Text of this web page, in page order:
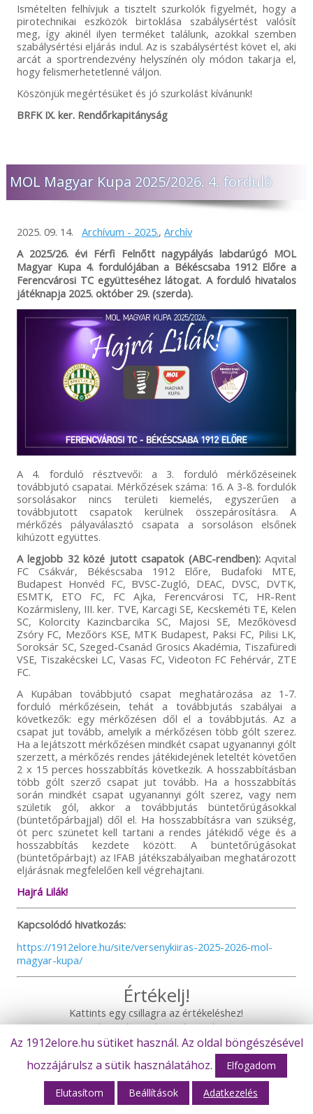
Ismételten felhívjuk a tisztelt szurkolók figyelmét, hogy a
pirotechnikai eszközök birtoklása szabálysértést valósít
meg, így akinél ilyen terméket találunk, azokkal szemben
szabálysértési eljárás indul. Az is szabálysértést követ el, aki
arcát a sportrendezvény helyszínén oly módon takarja el,
hogy felismerhetetlenné váljon.
Köszönjük megértésüket és jó szurkolást kívánunk!
BRFK IX. ker. Rendőrkapitányság
MOL Magyar Kupa 2025/2026. 4. forduló
2025. 09. 14. Archívum - 2025., Archív
A 2025/26. évi Férfi Felnőtt nagypályás labdarúgó MOL
Magyar Kupa 4. fordulójában a Békéscsaba 1912 Előre a
Ferencvárosi TC együtteséhez látogat. A forduló hivatalos
játéknapja 2025. október 29. (szerda).
A 4. forduló résztvevői: a 3. forduló mérkőzéseinek
továbbjutó csapatai. Mérkőzések száma: 16. A 3-8. fordulók
sorsolásakor nincs területi kiemelés, egyszerűen a
továbbjutott csapatok kerülnek összepárosításra. A
mérkőzés pályaválasztó csapata a sorsoláson elsőnek
kihúzott együttes.
A legjobb 32 közé jutott csapatok (ABC-rendben):Aqvital
FC Csákvár, Békéscsaba 1912 Előre, Budafoki MTE,
Budapest Honvéd FC, BVSC-Zugló, DEAC, DVSC, DVTK,
ESMTK, ETO FC, FC Ajka, Ferencvárosi TC, HR-Rent
Kozármisleny, III. ker. TVE, Karcagi SE, Kecskeméti TE, Kelen
SC, Kolorcity Kazincbarcika SC, Majosi SE, Mezőkövesd
Zsóry FC, Mezőörs KSE, MTK Budapest, Paksi FC, Pilisi LK,
Soroksár SC, Szeged-Csanád Grosics Akadémia, Tiszafüredi
VSE, Tiszakécskei LC, Vasas FC, Videoton FC Fehérvár, ZTE
FC.
A Kupában továbbjutó csapat meghatározása az 1-7.
forduló mérkőzésein, tehát a továbbjutás szabályai a
következők: egy mérkőzésen dől el a továbbjutás. Az a
csapat jut tovább, amelyik a mérkőzésen több gólt szerez.
Ha a lejátszott mérkőzésen mindkét csapat ugyanannyi gólt
szerzett, a mérkőzés rendes játékidejének leteltét követően
2 x 15 perces hosszabbítás következik. A hosszabbításban
több gólt szerző csapat jut tovább. Ha a hosszabbítás
során mindkét csapat ugyanannyi gólt szerez, vagy nem
születik gól, akkor a továbbjutás büntetőrúgásokkal
(büntetőpárbajjal) dől el. Ha hosszabbításra van szükség,
öt perc szünetet kell tartani a rendes játékidő vége és a
hosszabbítás kezdete között. A büntetőrúgásokat
(büntetőpárbajt) az IFAB játékszabályaiban meghatározott
eljárásnak megfelelően kell végrehajtani.
Hajrá Lilák!
Kapcsolódó hivatkozás:
https://1912elore.hu/site/versenykiiras-2025-2026-mol-
magyar-kupa/
Értékelj!
Kattints egy csillagra az értékeléshez!
Értékelések átlaga:/ 5. Értékelések száma:
Az 1912elore.hu sütiket használ. Az oldal böngészésével
hozzájárulsz a sütik használatához.
Elfogadom
Elutasítom Beállítások Adatkezelés